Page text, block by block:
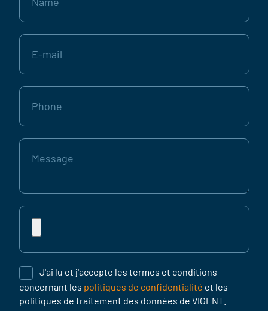
E-
mail
Phone
Message
Curriculum
J'ai lu et j'accepte les termes et conditions
concernant les politiques de confidentialité et les
politiques de traitement des données de VIGENT.